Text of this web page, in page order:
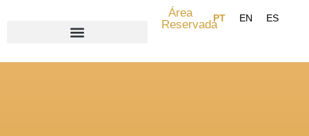
Área
Reservada